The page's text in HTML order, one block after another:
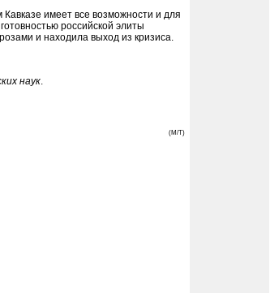
имеет все возможности и для
российской элиты
и находила выход из кризиса.
наук.
(M/T)